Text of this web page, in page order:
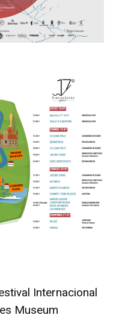
Internacional
Museum